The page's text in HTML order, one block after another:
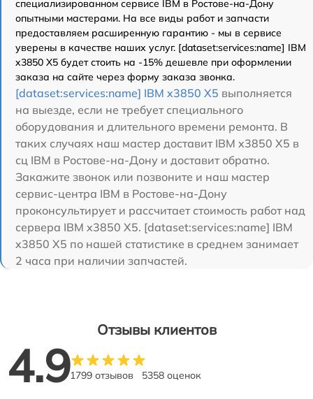
специализированном сервисе IBM в Ростове-на-Дону
опытными мастерами. На все виды работ и запчасти
предоставляем расширенную гарантию - мы в сервисе
уверены в качестве наших услуг. [dataset:services:name] IBM
x3850 X5 будет стоить на -15% дешевле при оформлении
заказа на сайте через форму заказа звонка.
[dataset:services:name] IBM x3850 X5 выполняется
на выезде, если не требует специального
оборудования и длительного времени ремонта. В
таких случаях наш мастер доставит IBM x3850 X5 в
сц IBM в Ростове-на-Дону и доставит обратно.
Закажите звонок или позвоните и наш мастер
сервис-центра IBM в Ростове-на-Дону
проконсультирует и рассчитает стоимость работ над
сервера IBM x3850 X5. [dataset:services:name] IBM
x3850 X5 по нашей статистике в среднем занимает
2 часа при наличии запчастей.
Отзывы клиентов
4.91799 отзывов 5358 оценок